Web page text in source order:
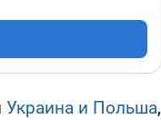
Украина и Польша,